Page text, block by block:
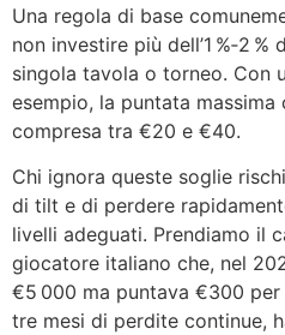
Una regola di base
non investire più dell’1 %‑2
singola tavola o torneo. Con
esempio, la puntata
compresa tra €20 e €40.
Chi ignora queste soglie
di tilt e di perdere
livelli adeguati. Prendiamo il
giocatore italiano che, nel
€5 000 ma puntava €300
tre mesi di perdite continue,